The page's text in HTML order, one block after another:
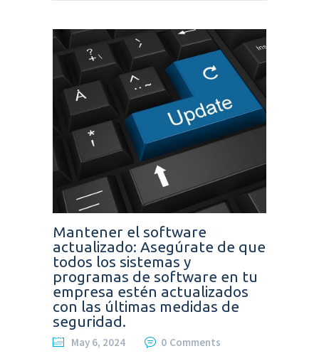
Mantener el software
actualizado: Asegúrate de que
todos los sistemas y
programas de software en tu
empresa estén actualizados
con las últimas medidas de
seguridad.
May 6, 2024 0 Comments